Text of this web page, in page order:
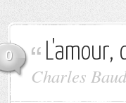
0
Charles